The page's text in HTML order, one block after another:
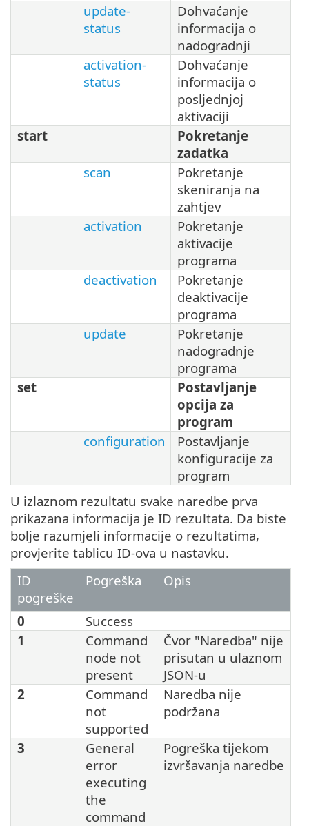
update-
status
Dohvaćanje
informacija o
nadogradnji
activation-
status
Dohvaćanje
informacija o
posljednjoj
aktivaciji
start
Pokretanje
zadatka
scan
Pokretanje
skeniranja na
zahtjev
activation
Pokretanje
aktivacije
programa
deactivation
Pokretanje
deaktivacije
programa
update
Pokretanje
nadogradnje
programa
set
Postavljanje
opcija za
program
configuration
Postavljanje
konfiguracije za
program
U izlaznom rezultatu svake naredbe prva
prikazana informacija je ID rezultata. Da biste
bolje razumjeli informacije o rezultatima,
provjerite tablicu ID-ova u nastavku.
ID
pogreške
Pogreška Opis
0
Success
1
Command
node not
present
Čvor "Naredba" nije
prisutan u ulaznom
JSON-u
2
Command
not
supported
Naredba nije
podržana
3
General
error
executing
the
command
Pogreška tijekom
izvršavanja naredbe